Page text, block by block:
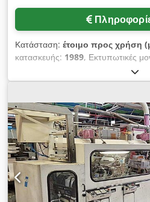
Κατάσταση: έτοιμο προς χρήση
κατασκευής: 1989, Εκτυπωτικές
Εσωτερικό: 3/1, Μονάδες Doctor-
διαστάσεων φακέλων: Booklet
100mm/150mm–180mm/254mm,
89mm/120mm–187mm/305mm.
Δυνατή η επιτόπια επιθεώρηση.